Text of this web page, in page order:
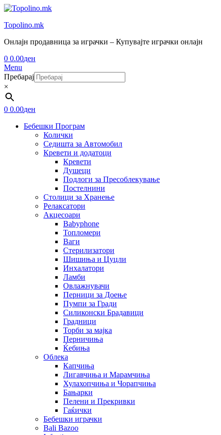
Topolino.mk
Онлајн продавница за играчки – Купувајте играчки онлајн
0 0.00ден
Menu
Пребарај
×
0 0.00ден
Бебешки Програм
Колички
Седишта за Автомобил
Кревети и додатоци
Кревети
Душеци
Подлоги за Пресоблекување
Постелнини
Столици за Хранење
Релаксатори
Акцесоари
Babyphone
Топломери
Ваги
Стерилизатори
Шишиња и Цуцли
Инхалатори
Ламби
Овлажнувачи
Перници за Доење
Пумпи за Гради
Силиконски Брадавици
Градници
Торби за мајка
Перничиња
Ќебиња
Облека
Капчиња
Лигавчиња и Марамчиња
Хулахопчиња и Чорапчиња
Бањарки
Пелени и Прекривки
Гаќички
Бебешки играчки
Bali Bazoo